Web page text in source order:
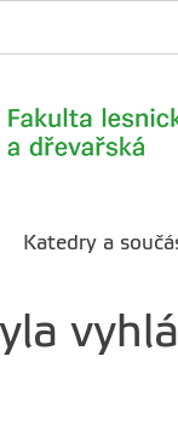
Katedry a